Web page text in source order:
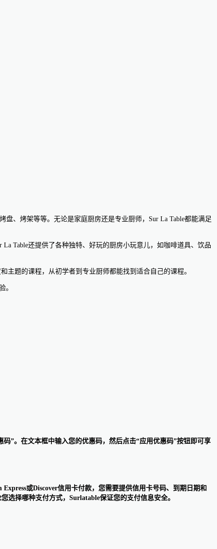
盘、烤架等等。无论是家庭厨房还是专业厨师，Sur La Table都能满足
Table还提供了各种独特、好玩的厨房小玩意儿，如咖啡道具、饮品
主题的课程，从初学者到专业厨师都能找到适合自己的课程。
。
”。在文本框中输入您的优惠码，然后点击“应用优惠码”按钮即可享
或Discover信用卡付款，您需要提供信用卡号码、到期日期和
选择哪种支付方式，Surlatable保证您的支付信息安全。